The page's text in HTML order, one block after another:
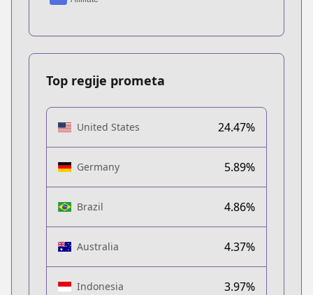
Top regije prometa
United States 24.47%
Germany 5.89%
Brazil 4.86%
Australia 4.37%
Indonesia 3.97%